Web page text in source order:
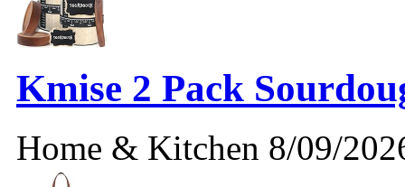
Kmise 2 Pack
Home & Kitchen 8/09/